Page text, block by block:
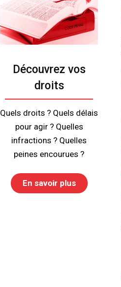
Découvrez vos
droits
Quels droits ? Quels délais
pour agir ? Quelles
infractions ? Quelles
peines encourues ?
En savoir plus